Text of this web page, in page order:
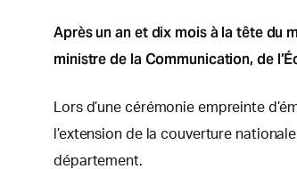
Après un an et dix mois à la tête du
ministre de la Communication, de
Lors d’une cérémonie empreinte
l’extension de la couverture
département.